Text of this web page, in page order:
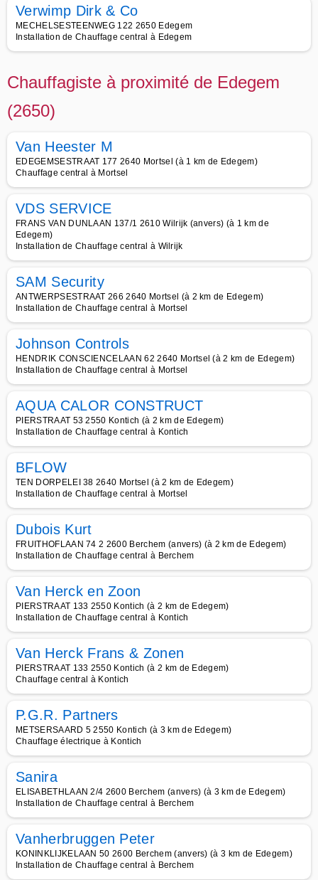
Verwimp Dirk & Co
MECHELSESTEENWEG 122 2650 Edegem
Installation de Chauffage central à Edegem
Chauffagiste à proximité de Edegem
(2650)
Van Heester M
EDEGEMSESTRAAT 177 2640 Mortsel (à 1 km de Edegem)
Chauffage central à Mortsel
VDS SERVICE
FRANS VAN DUNLAAN 137/1 2610 Wilrijk (anvers) (à 1 km de
Edegem)
Installation de Chauffage central à Wilrijk
SAM Security
ANTWERPSESTRAAT 266 2640 Mortsel (à 2 km de Edegem)
Installation de Chauffage central à Mortsel
Johnson Controls
HENDRIK CONSCIENCELAAN 62 2640 Mortsel (à 2 km de Edegem)
Installation de Chauffage central à Mortsel
AQUA CALOR CONSTRUCT
PIERSTRAAT 53 2550 Kontich (à 2 km de Edegem)
Installation de Chauffage central à Kontich
BFLOW
TEN DORPELEI 38 2640 Mortsel (à 2 km de Edegem)
Installation de Chauffage central à Mortsel
Dubois Kurt
FRUITHOFLAAN 74 2 2600 Berchem (anvers) (à 2 km de Edegem)
Installation de Chauffage central à Berchem
Van Herck en Zoon
PIERSTRAAT 133 2550 Kontich (à 2 km de Edegem)
Installation de Chauffage central à Kontich
Van Herck Frans & Zonen
PIERSTRAAT 133 2550 Kontich (à 2 km de Edegem)
Chauffage central à Kontich
P.G.R. Partners
METSERSAARD 5 2550 Kontich (à 3 km de Edegem)
Chauffage électrique à Kontich
Sanira
ELISABETHLAAN 2/4 2600 Berchem (anvers) (à 3 km de Edegem)
Installation de Chauffage central à Berchem
Vanherbruggen Peter
KONINKLIJKELAAN 50 2600 Berchem (anvers) (à 3 km de Edegem)
Installation de Chauffage central à Berchem